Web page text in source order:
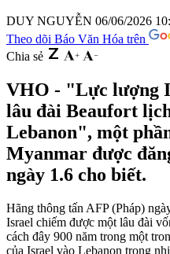
DUY NGUYỄN 06/06/2026
Theo dõi Báo Văn Hóa trên
Chia sẻ
VHO - "Lực lượng
lâu đài Beaufort
Lebanon", một
Myanmar được
ngày 1.6 cho biết.
Hãng thông tấn AFP (Pháp)
Israel chiếm được một lâu đài
cách đây 900 năm trong một
của Israel vào Lebanon trong